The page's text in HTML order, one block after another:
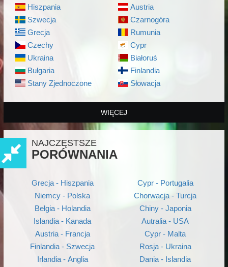
Hiszpania
Szwecja
Grecja
Czechy
Ukraina
Bułgaria
Stany Zjednoczone
Austria
Czarnogóra
Rumunia
Cypr
Białoruś
Finlandia
Słowacja
WIĘCEJ
NAJCZĘSTSZE
PORÓWNANIA
Grecja - Hiszpania
Niemcy - Polska
Belgia - Holandia
Islandia - Kanada
Austria - Francja
Finlandia - Szwecja
Irlandia - Anglia
Cypr - Portugalia
Chorwacja - Turcja
Chiny - Japonia
Autralia - USA
Cypr - Malta
Rosja - Ukraina
Dania - Islandia